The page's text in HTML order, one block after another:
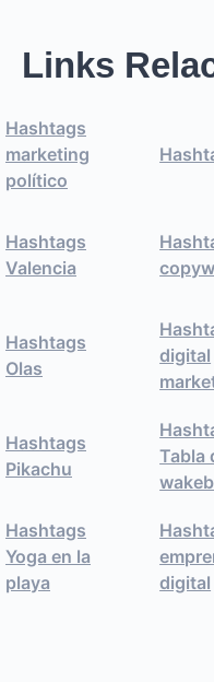
Links
Hashtags
marketing
político
Hashtags
Valencia
Hashtags
Olas
digital
Hashtags
Pikachu
Tabla
Hashtags
Yoga en la
playa
digital